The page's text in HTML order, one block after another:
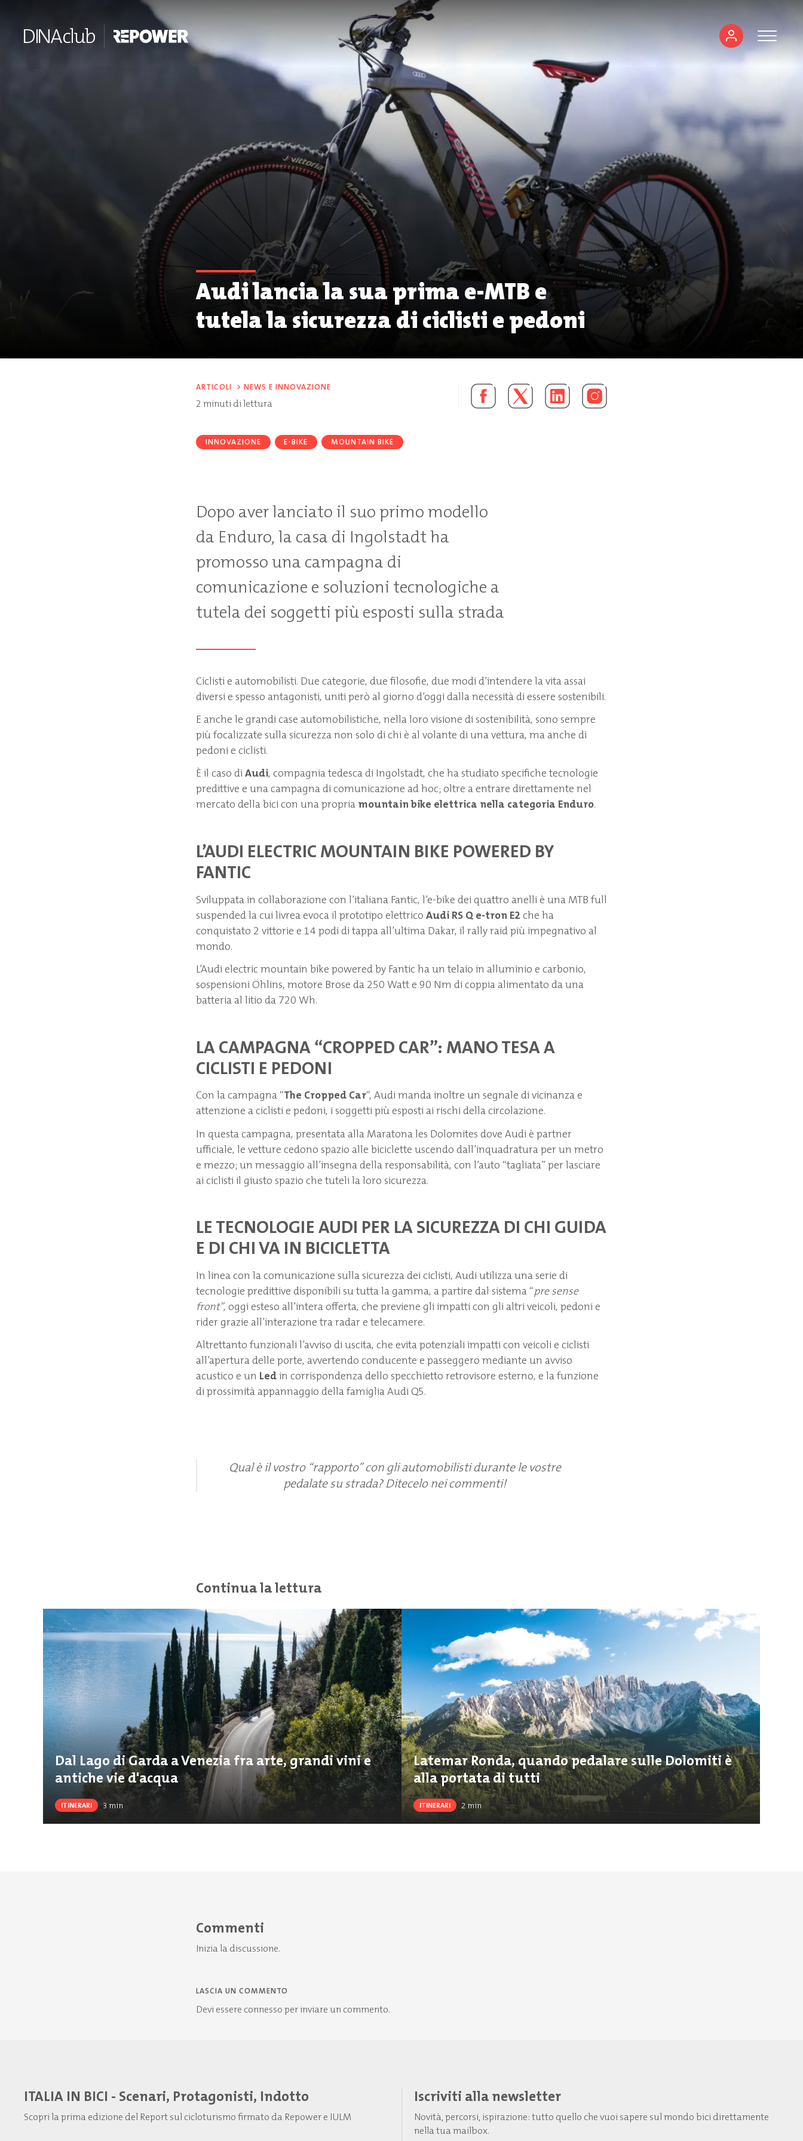
Audi lancia la sua prima e-MTB e
tutela la sicurezza di ciclisti e pedoni
ARTICOLI > NEWS E INNOVAZIONE
2minuti di lettura
INNOVAZIONE E-BIKE MOUNTAIN BIKE
Dopo aver lanciato il suo primo modello
da Enduro, la casa di Ingolstadt ha
promosso una campagna di
comunicazione e soluzioni tecnologiche a
tutela dei soggetti più esposti sulla strada
Ciclisti e automobilisti. Due categorie, due filosofie, due modi d’intendere la vita assai
diversi e spesso antagonisti, uniti però al giorno d’oggi dalla necessità di essere sostenibili.
E anche le grandi case automobilistiche, nella loro visione di sostenibilità, sono sempre
più focalizzate sulla sicurezza non solo di chi è al volante di una vettura, ma anche di
pedoni e ciclisti.
È il caso di Audi, compagnia tedesca di Ingolstadt, che ha studiato specifiche tecnologie
predittive e una campagna di comunicazione ad hoc; oltre a entrare direttamente nel
mercato della bici con una propria mountain bike elettrica nella categoria Enduro.
L’AUDI ELECTRIC MOUNTAIN BIKE POWERED BY
FANTIC
Sviluppata in collaborazione con l’italiana Fantic, l’e-bike dei quattro anelli è una MTB full
suspended la cui livrea evoca il prototipo elettrico Audi RS Q e-tron E2 che ha
conquistato 2 vittorie e 14 podi di tappa all’ultima Dakar, il rally raid più impegnativo al
mondo.
L’Audi electric mountain bike powered by Fantic ha un telaio in alluminio e carbonio,
sospensioni Öhlins, motore Brose da 250 Watt e 90 Nm di coppia alimentato da una
batteria al litio da 720 Wh.
LA CAMPAGNA “CROPPED CAR”: MANO TESA A
CICLISTI E PEDONI
Con la campagna “The Cropped Car“, Audi manda inoltre un segnale di vicinanza e
attenzione a ciclisti e pedoni, i soggetti più esposti ai rischi della circolazione.
In questa campagna, presentata alla Maratona les Dolomites dove Audi è partner
ufficiale, le vetture cedono spazio alle biciclette uscendo dall’inquadratura per un metro
e mezzo; un messaggio all’insegna della responsabilità, con l’auto “tagliata” per lasciare
ai ciclisti il giusto spazio che tuteli la loro sicurezza.
LE TECNOLOGIE AUDI PER LA SICUREZZA DI CHI GUIDA
E DI CHI VA IN BICICLETTA
In linea con la comunicazione sulla sicurezza dei ciclisti, Audi utilizza una serie di
tecnologie predittive disponibili su tutta la gamma, a partire dal sistema “pre sense
front”, oggi esteso all’intera offerta, che previene gli impatti con gli altri veicoli, pedoni e
rider grazie all’interazione tra radar e telecamere.
Altrettanto funzionali l’avviso di uscita, che evita potenziali impatti con veicoli e ciclisti
all’apertura delle porte, avvertendo conducente e passeggero mediante un avviso
acustico e un Ledin corrispondenza dello specchietto retrovisore esterno, e la funzione
di prossimità appannaggio della famiglia Audi Q5.
Qual è il vostro “rapporto” con gli automobilisti durante le vostre
pedalate su strada? Ditecelo nei commenti!
Continua la lettura
Dal Lago di Garda a Venezia fra arte, grandi vini e
antiche vie d'acqua
ITINERARI 3 min
Latemar Ronda, quando pedalare sulle Dolomiti è
alla portata di tutti
ITINERARI 2 min
Commenti
Inizia la discussione.
LASCIA UN COMMENTO
Devi essere connessoper inviare un commento.
ITALIA IN BICI - Scenari, Protagonisti, Indotto
Scopri la prima edizione del Report sul cicloturismo firmato da Repower e IULM
Iscriviti alla newsletter
Novità, percorsi, ispirazione: tutto quello che vuoi sapere sul mondo bici direttamente
nella tua mailbox.